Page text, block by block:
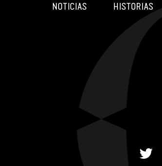
NOTICIAS HISTORIAS